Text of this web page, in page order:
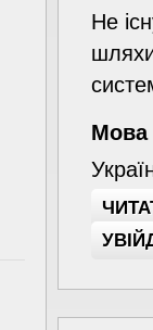
Не
Мова